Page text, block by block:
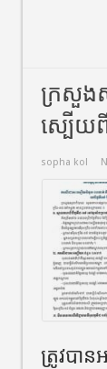
ក្រសួង
ស្បើយ
sopha kol
ត្រូវបាន